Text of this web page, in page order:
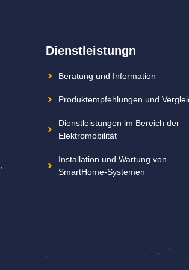
Dienstleistungn
Beratung und Information
Produktempfehlungen und
Dienstleistungen im Bereich der
Elektromobilität
Installation und Wartung von
SmartHome-Systemen